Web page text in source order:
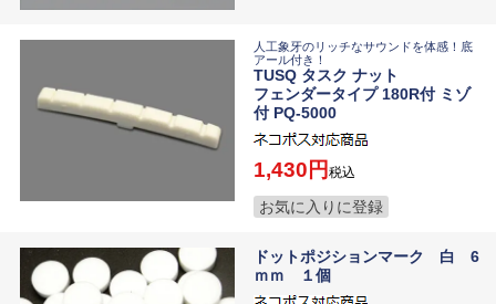
人工象牙のリッチなサウンドを体感！底
アール付き！
TUSQ タスク ナット
フェンダータイプ 180R付 ミゾ
付 PQ-5000
1,430 税込
お気に入りに登録
ドットポジションマーク 白 6
ｍｍ １個